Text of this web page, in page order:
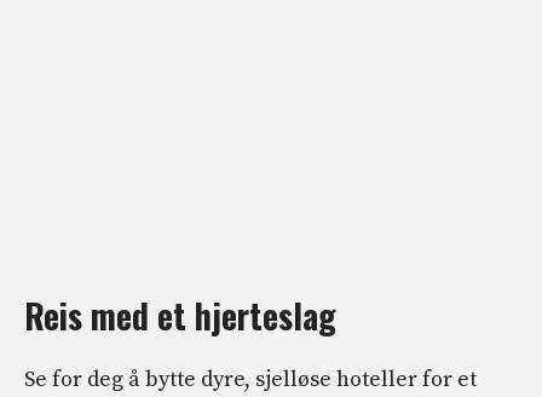
Reis med et hjerteslag
Se for deg å bytte dyre, sjelløse hoteller for et